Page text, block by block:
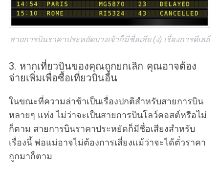
สายการบินราคาประหยัดบางเจ้าก็มีชื่อเสีย (ง) เรื่องการดีเลย์
3. หากเที่ยวบินของคุณถูกยกเลิก คุณอาจต้อง
จ่ายเพิ่มเพื่อซื้อเที่ยวบินอื่น
ในขณะที่ความล่าช้าเป็นเรื่องปกติสำหรับสายการบิน
หลายๆ แห่ง ไม่ว่าจะเป็นสายการบินโลว์คอสต์หรือไม่
ก็ตาม สายการบินราคาประหยัดก็มีชื่อเสียงสำหรับ
เรื่องนี้ พ่อแม่อาจไม่ต้องการเสี่ยงแม้ว่าจะได้ตั๋วราคา
ถูกมาก็ตาม